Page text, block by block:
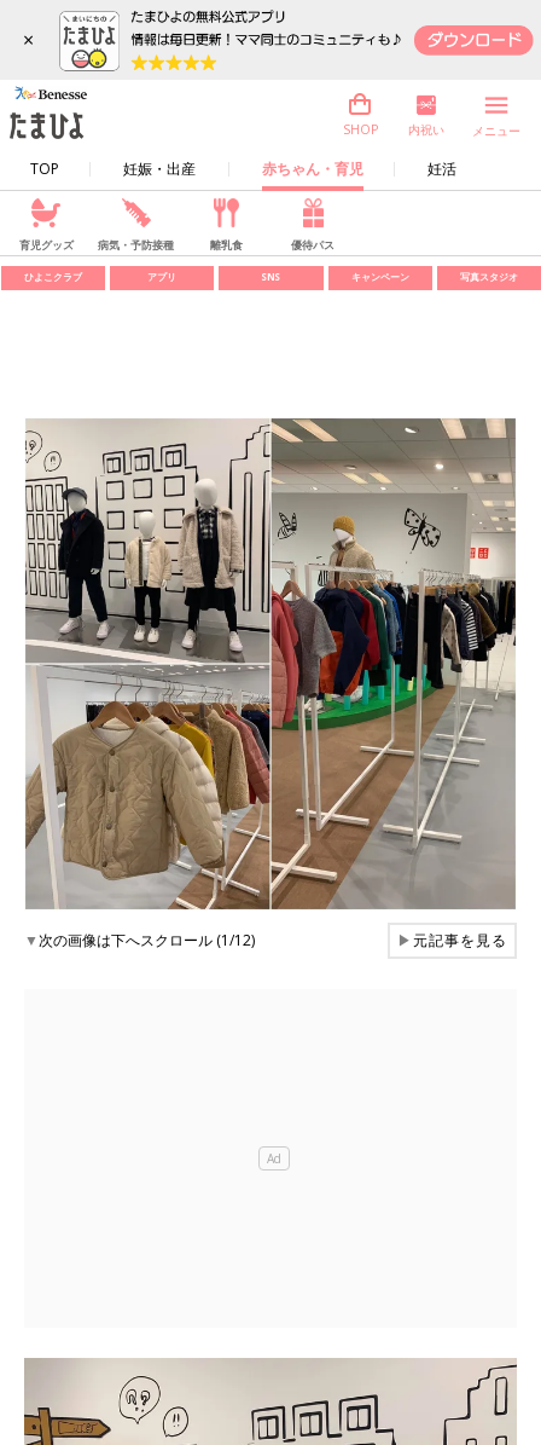
×
TOP 妊娠・出産 赤ちゃん・育児 妊活
SHOP 内祝い メニュー
育児グッズ 病気・予防接種 離乳食 優待パス
ひよこクラブ アプリ SNS キャンペーン 写真スタジオ
▼次の画像は下へスクロール (1/12) ▶元記事を見る